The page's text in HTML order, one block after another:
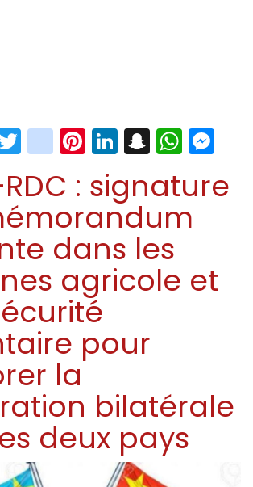
Twitter
instagram
Pinterest
LinkedIn
Snapchat
: signature
dans les
agricole et
pour
la
bilatérale
deux pays